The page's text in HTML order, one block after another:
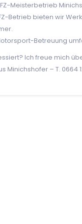
Meisterbetrieb
Betrieb bieten wir
Betreuung
Ich freue mich
Minichshofer – T. 0664